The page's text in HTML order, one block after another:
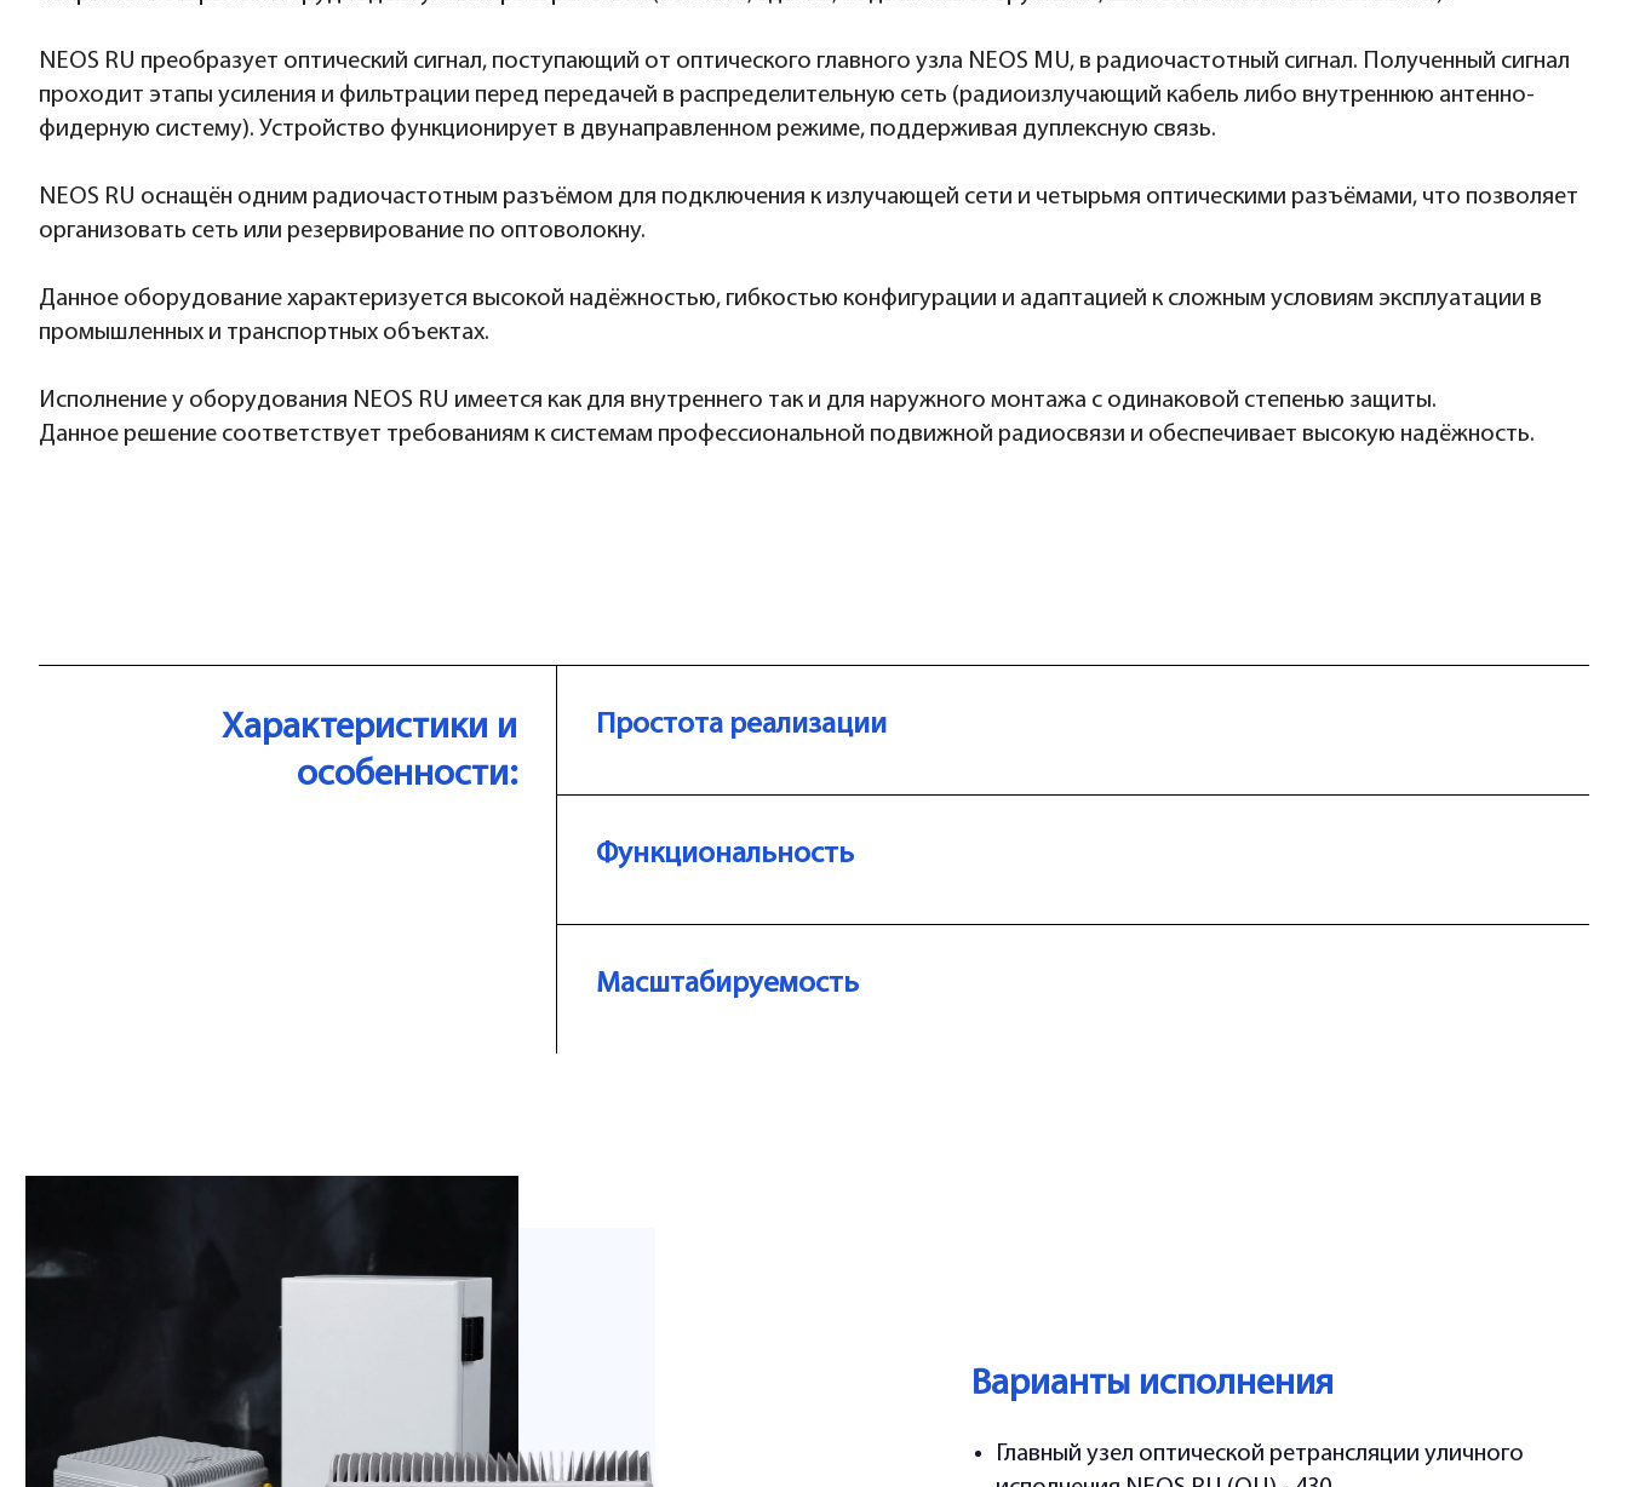
NEOS RU преобразует оптический сигнал, поступающий от оптического главного узла NEOS MU, в радиочастотный сигнал. Полученный сигнал
проходит этапы усиления и фильтрации перед передачей в распределительную сеть (радиоизлучающий кабель либо внутреннюю антенно-
фидерную систему). Устройство функционирует в двунаправленном режиме, поддерживая дуплексную связь.
NEOS RU оснащён одним радиочастотным разъёмом для подключения к излучающей сети и четырьмя оптическими разъёмами, что позволяет
организовать сеть или резервирование по оптоволокну.
Данное оборудование характеризуется высокой надёжностью, гибкостью конфигурации и адаптацией к сложным условиям эксплуатации в
промышленных и транспортных объектах.
Исполнение у оборудования NEOS RU имеется как для внутреннего так и для наружного монтажа с одинаковой степенью защиты.
Данное решение соответствует требованиям к системам профессиональной подвижной радиосвязи и обеспечивает высокую надёжность.
Характеристики и
особенности:
Простота реализации
Функциональность
Масштабируемость
Варианты исполнения
Главный узел оптической ретрансляции уличного